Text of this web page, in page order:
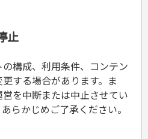
止
構成、利用条件、コンテン
する場合があります。ま
を中断または中止させてい
らかじめご了承ください。